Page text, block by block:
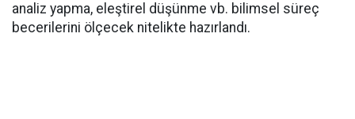
analiz yapma, eleştirel düşünme vb. bilimsel süreç
becerilerini ölçecek nitelikte hazırlandı.